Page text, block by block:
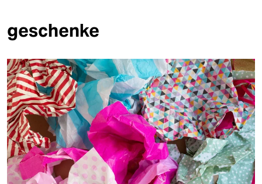
politik
öko
gesellschaft
kultur
sport
berlin
geschenke